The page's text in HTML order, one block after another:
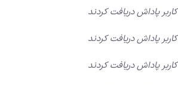
کاربر پاداش دریافت کردند
کاربر پاداش دریافت کردند
کاربر پاداش دریافت کردند